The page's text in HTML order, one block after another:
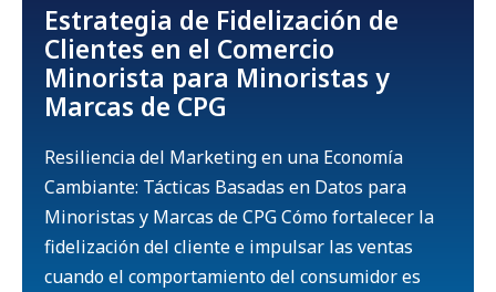
Estrategia de Fidelización de
Clientes en el Comercio
Minorista para Minoristas y
Marcas de CPG
Resiliencia del Marketing en una Economía
Cambiante: Tácticas Basadas en Datos para
Minoristas y Marcas de CPG Cómo fortalecer la
fidelización del cliente e impulsar las ventas
cuando el comportamiento del consumidor es